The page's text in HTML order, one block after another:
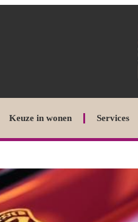
Keuze in wonen Services